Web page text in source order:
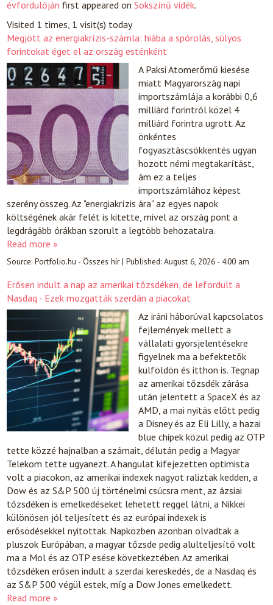
évfordulóján first appeared onSokszínű vidék.
Visited 1 times, 1 visit(s) today
Megjött az energiakrízis-számla: hiába a spórolás, súlyos
forintokat éget el az ország esténként
A Paksi Atomerőmű kiesése
miatt Magyarország napi
importszámlája a korábbi 0,6
milliárd forintról közel 4
milliárd forintra ugrott. Az
önkéntes
fogyasztáscsökkentés ugyan
hozott némi megtakarítást,
ám ez a teljes
importszámlához képest
szerény összeg. Az "energiakrízis ára" az egyes napok
költségének akár felét is kitette, mivel az ország pont a
legdrágább órákban szorult a legtöbb behozatalra.
Read more »
Source:Portfolio.hu - Összes hír|Published:August 6, 2026 - 4:00 am
Erősen indult a nap az amerikai tőzsdéken, de lefordult a
Nasdaq - Ezek mozgatták szerdán a piacokat
Az iráni háborúval kapcsolatos
fejlemények mellett a
vállalati gyorsjelentésekre
figyelnek ma a befektetők
külföldön és itthon is. Tegnap
az amerikai tőzsdék zárása
után jelentett a SpaceX és az
AMD, a mai nyitás előtt pedig
a Disney és az Eli Lilly, a hazai
blue chipek közül pedig az OTP
tette közzé hajnalban a számait, délután pedig a Magyar
Telekom tette ugyanezt. A hangulat kifejezetten optimista
volt a piacokon, az amerikai indexek nagyot raliztak kedden, a
Dow és az S&P 500 új történelmi csúcsra ment, az ázsiai
tőzsdéken is emelkedéseket lehetett reggel látni, a Nikkei
különösen jól teljesített és az európai indexek is
erősödésekkel nyitottak. Napközben azonban olvadtak a
pluszok Európában, a magyar tőzsde pedig alulteljesítő volt
ma a Mol és az OTP esése következtében. Az amerikai
tőzsdéken erősen indult a szerdai kereskedés, de a Nasdaq és
az S&P 500 végül estek, míg a Dow Jones emelkedett.
Read more »